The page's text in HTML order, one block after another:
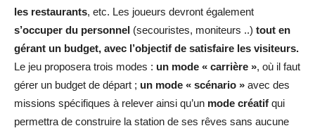
les restaurants, etc. Les joueurs devront également
s’occuper du personnel (secouristes, moniteurs ..) tout en
gérant un budget, avec l’objectif de satisfaire les visiteurs.
Le jeu proposera trois modes : un mode « carrière », où il faut
gérer un budget de départ ; un mode « scénario » avec des
missions spécifiques à relever ainsi qu’un mode créatif qui
permettra de construire la station de ses rêves sans aucune